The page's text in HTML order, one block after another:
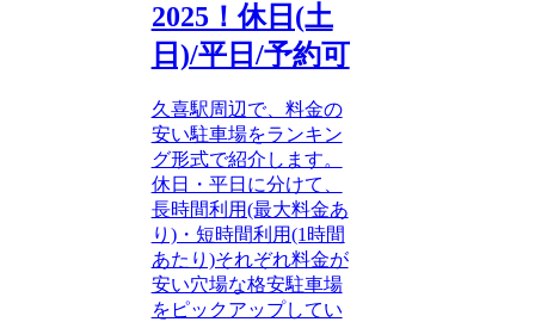
2025！休日(土
日)/平日/予約可
久喜駅周辺で、料金の
安い駐車場をランキン
グ形式で紹介します。
休日・平日に分けて、
長時間利用(最大料金あ
り)・短時間利用(1時間
あたり)それぞれ料金が
安い穴場な格安駐車場
をピックアップしてい